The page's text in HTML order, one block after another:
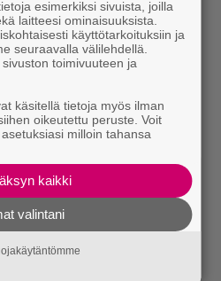
työntekijöille
sakkoja tai virheiden
ilman korvausta.
esimerkiksi sivuista, joilla
laitteesi ominaisuuksista.
käyttötarkoituksiin ja
seuraavalla välilehdellä.
toimivuuteen ja
käsitellä tietoja myös ilman
oikeutettu peruste. Voit
milloin tahansa
kaikki
valintani